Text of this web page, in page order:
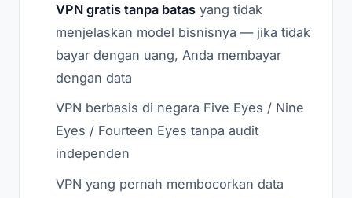
VPN gratis tanpa batasyang tidak
menjelaskan model bisnisnya — jika tidak
bayar dengan uang, Anda membayar
dengan data
VPN berbasis di negara Five Eyes / Nine
Eyes / Fourteen Eyes tanpa audit
independen
VPN yang pernah membocorkan data